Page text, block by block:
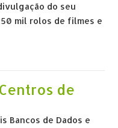
do seu
mil rolos de filmes e
de
Bancos de Dados e